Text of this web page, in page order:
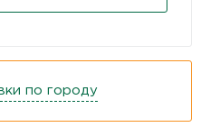
по городу